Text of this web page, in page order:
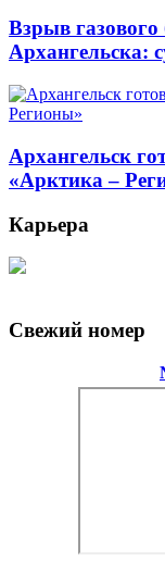
Взрыв
Архангельска:
Архангельск
«Арктика –
Карьера
Свежий номер